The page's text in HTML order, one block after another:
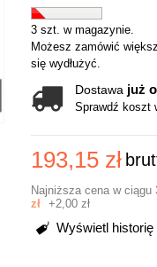
3 szt. w magazynie.
Możesz zamówić
się wydłużyć.
Dostawa już
Sprawdź koszt
193,15 zł
Najniższa cena w ciągu
zł +2,00 zł
Wyświetl